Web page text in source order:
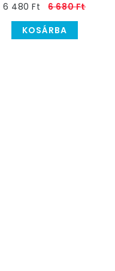
6 480 Ft
6 680 Ft
KOSÁRBA